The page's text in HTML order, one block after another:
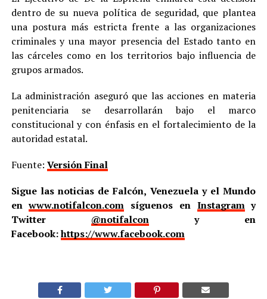
dentro de su nueva política de seguridad, que plantea
una postura más estricta frente a las organizaciones
criminales y una mayor presencia del Estado tanto en
las cárceles como en los territorios bajo influencia de
grupos armados.
La administración aseguró que las acciones en materia
penitenciaria se desarrollarán bajo el marco
constitucional y con énfasis en el fortalecimiento de la
autoridad estatal.
Fuente: Versión Final
Sigue las noticias de Falcón, Venezuela y el Mundo
enwww.notifalcon.com síguenos en Instagramy
Twitter @notifalcony en
Facebook:https://www.facebook.com